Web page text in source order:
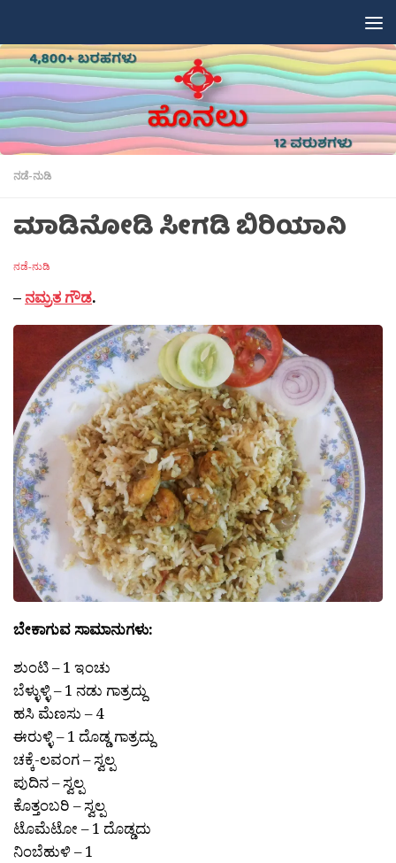
ನಡೆ-ನುಡಿ
ಮಾಡಿನೋಡಿ ಸೀಗಡಿ ಬಿರಿಯಾನಿ
ನಡೆ-ನುಡಿ
– ನಮ್ರತ ಗೌಡ.
ಬೇಕಾಗುವ ಸಾಮಾನುಗಳು:
ಶುಂಟಿ – 1 ಇಂಚು
ಬೆಳ್ಳುಳ್ಳಿ – 1 ನಡು ಗಾತ್ರದ್ದು
ಹಸಿ ಮೆಣಸು – 4
ಈರುಳ್ಳಿ – 1 ದೊಡ್ಡ ಗಾತ್ರದ್ದು
ಚಕ್ಕೆ-ಲವಂಗ – ಸ್ವಲ್ಪ
ಪುದಿನ – ಸ್ವಲ್ಪ
ಕೊತ್ತಂಬರಿ – ಸ್ವಲ್ಪ
ಟೊಮೆಟೋ – 1 ದೊಡ್ಡದು
ನಿಂಬೆಹುಳಿ – 1